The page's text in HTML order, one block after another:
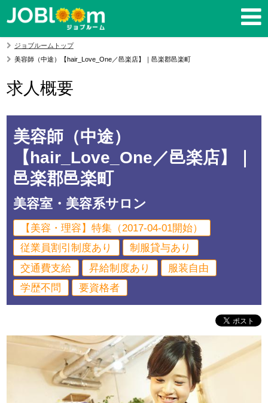
ジョブルームトップ
美容師（中途）【hair_Love_One／邑楽店】｜邑楽郡邑楽町
求人概要
美容師（中途）
【hair_Love_One／邑楽店】｜
邑楽郡邑楽町
美容室・美容系サロン
【美容・理容】特集（2017-04-01開始）
従業員割引制度あり
制服貸与あり
交通費支給
昇給制度あり
服装自由
学歴不問
要資格者